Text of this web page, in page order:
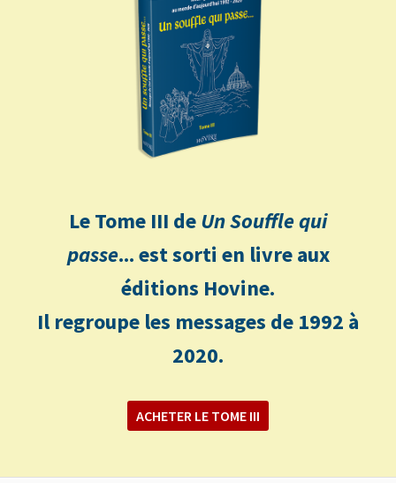
Le Tome III deUn Souffle qui
passe... est sorti en livre aux
éditions Hovine.
Il regroupe les messages de 1992 à
2020.
ACHETER LE TOME III